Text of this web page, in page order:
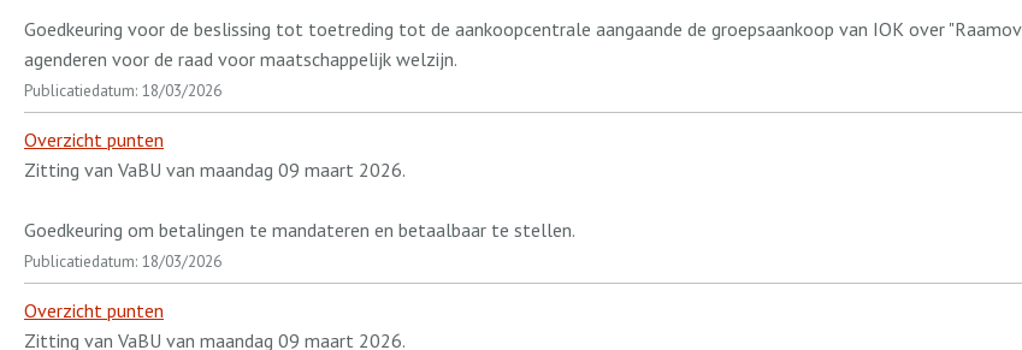
Goedkeuring voor de beslissing tot toetreding tot de aankoopcentrale aangaande de groepsaankoop van IOK over
agenderen voor de raad voor maatschappelijk welzijn.
Publicatiedatum: 18/03/2026
Overzicht punten
Zitting van VaBU van maandag 09 maart 2026.
Goedkeuring om betalingen te mandateren en betaalbaar te stellen.
Publicatiedatum: 18/03/2026
Overzicht punten
Zitting van VaBU van maandag 09 maart 2026.